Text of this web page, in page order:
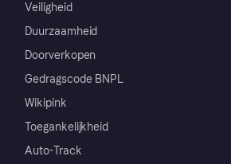
Veiligheid
Duurzaamheid
Doorverkopen
Gedragscode BNPL
Wikipink
Toegankelijkheid
Auto-Track